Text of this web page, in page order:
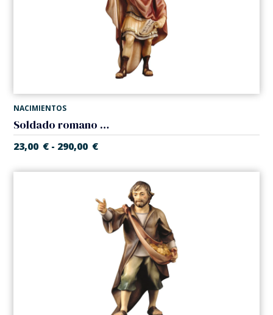
NACIMIENTOS
Soldado romano (Belen Casales)
23,00 € - 290,00 €